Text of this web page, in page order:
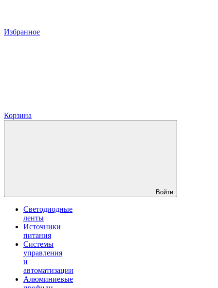
Избранное
Корзина
Войти
Светодиодные
ленты
Источники
питания
Системы
управления
и
автоматизации
Алюминиевые